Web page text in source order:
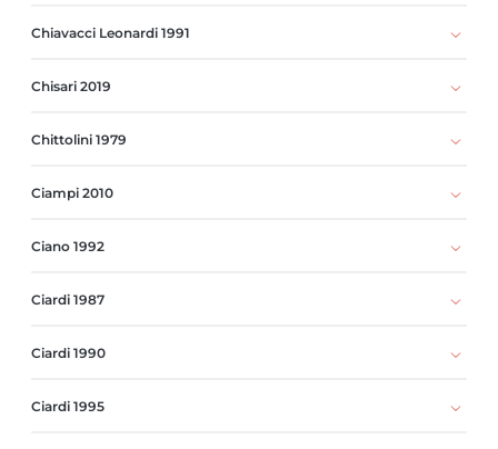
Chiavacci Leonardi 1991
Chisari 2019
Chittolini 1979
Ciampi 2010
Ciano 1992
Ciardi 1987
Ciardi 1990
Ciardi 1995